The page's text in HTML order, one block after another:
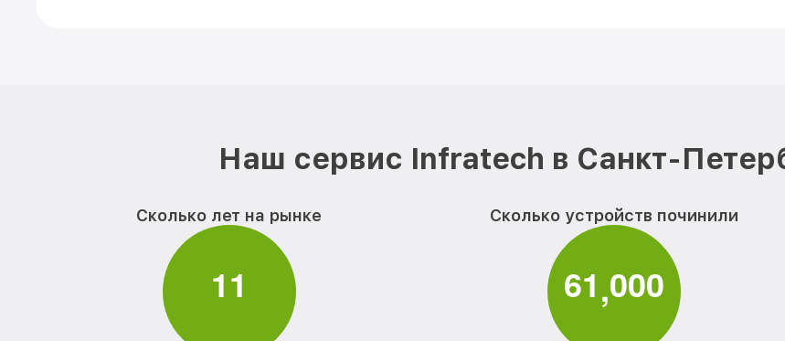
Наш сервис Infratech в Санкт-
Сколько лет на рынке
11
Сколько устройств починили
61,000